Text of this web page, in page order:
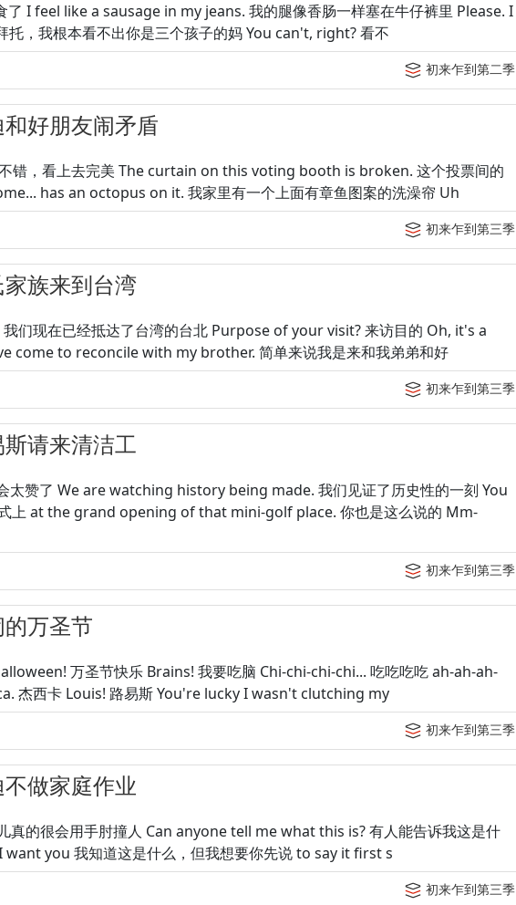
I feel like a sausage in my jeans. 我的腿像香肠一样塞在牛仔裤里 Please. I
，我根本看不出你是三个孩子的妈 You can't, right? 看不
初来乍到第二季
好朋友闹矛盾
错，看上去完美 The curtain on this voting booth is broken. 这个投票间的
has an octopus on it. 我家里有一个上面有章鱼图案的洗澡帘 Uh
初来乍到第三季
族来到台湾
们现在已经抵达了台湾的台北 Purpose of your visit? 来访目的 Oh, it's a
come to reconcile with my brother. 简单来说我是来和我弟弟和好
初来乍到第三季
请来清洁工
赞了 We are watching history being made. 我们见证了历史性的一刻 You
上 at the grand opening of that mini-golf place. 你也是这么说的 Mm-
初来乍到第三季
万圣节
万圣节快乐 Brains! 我要吃脑 Chi-chi-chi-chi... 吃吃吃吃 ah-ah-ah-
杰西卡 Louis! 路易斯 You're lucky I wasn't clutching my
初来乍到第三季
做家庭作业
的很会用手肘撞人 Can anyone tell me what this is? 有人能告诉我这是什
you 我知道这是什么，但我想要你先说 to say it first s
初来乍到第三季